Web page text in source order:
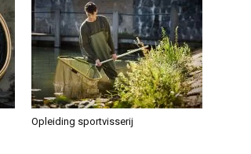
Opleiding sportvisserij